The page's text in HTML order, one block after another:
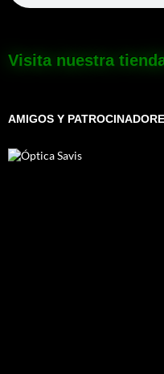
Visita nuestra
AMIGOS Y